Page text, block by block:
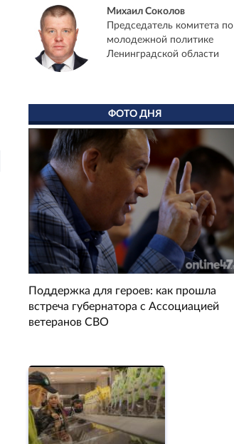
Михаил Соколов
Председатель комитета по
молодежной политике
Ленинградской области
ФОТО ДНЯ
Поддержка для героев: как прошла
встреча губернатора с Ассоциацией
ветеранов СВО